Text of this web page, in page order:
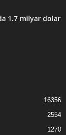
1.7 milyar dolar
16356
2554
1270